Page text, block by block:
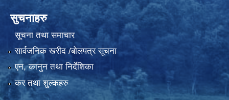
सुचनाहरु
सूचना तथा समाचार
सार्वजनिक खरीद /बोलपत्र सूचना
एन, कानुन तथा निर्देशिका
कर तथा शुल्कहरु